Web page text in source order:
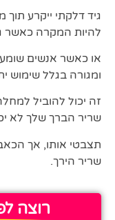
גיד דלקתי ייקרע תוך
להיות המקרה כאשר
או כאשר אנשים
ומגורה בגלל שימוש
זה יכול להוביל
שריר הברך שלך לא
תצבטי אותו, אך
שריר הירך.
רוצה